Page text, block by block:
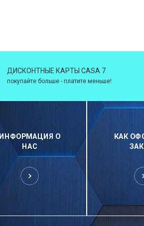
ДИСКОНТНЫЕ КАРТЫ CASA 7
покупайте больше - платите меньше!
ИНФОРМАЦИЯ О
НАС
КАК